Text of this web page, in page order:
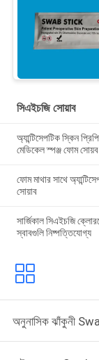
সিএইচজি সোয়াব
অ্যান্টিসেপটিক স্কিন
মেডিকেল স্পঞ্জ ফোম
ফোম মাথার সাথে
সোয়াব
সার্জিকাল সিএইচজি
স্বাবগুলি নিষ্পত্তিযোগ্য
অনুনাসিক ঝাঁকুনী